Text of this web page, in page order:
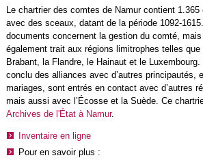
Le chartrier des comtes de Namur contient
avec des sceaux, datant de la période 1092-
documents concernent la gestion du comté, mais
également trait aux régions limitrophes telles
Brabant, la Flandre, le Hainaut et le
conclu des alliances avec d’autres principautés,
mariages, sont entrés en contact avec d’autres
mais aussi avec l’Écosse et la Suède. Ce
Archives de l'État à Namur.
Inventaire en ligne
Pour en savoir plus :